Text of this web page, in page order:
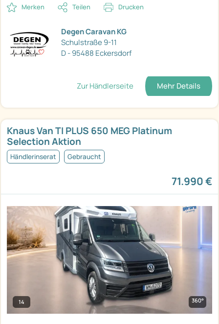
Merken Teilen Drucken
Degen Caravan KG
Schulstraße 9-11
D - 95488 Eckersdorf
Zur Händlerseite Mehr Details
Knaus Van TI PLUS 650 MEG Platinum
Selection Aktion
Händlerinserat Gebraucht
71.990 €
14 360°